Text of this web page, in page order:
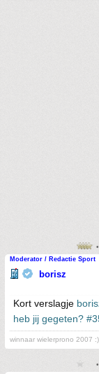
Moderator / Redactie Sport
borisz
Kort verslagje
heb jij gegeten?
winnaar wielerprono 2007 :)